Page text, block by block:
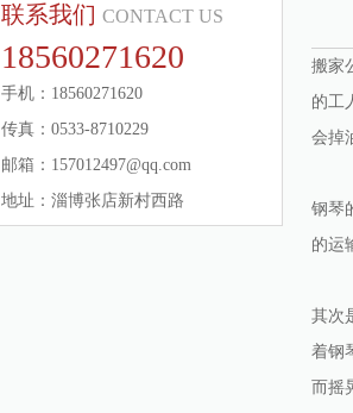
联系我们 CONTACT US
18560271620
手机：18560271620
传真：0533-8710229
邮箱：157012497@qq.com
地址：淄博张店新村西路
搬家
的工
会掉
钢琴
的运
其次
着钢
而摇